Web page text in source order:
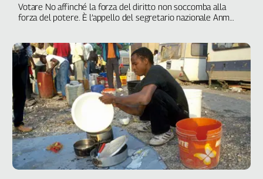
Votare No affinché la forza del diritto non soccomba alla
forza del potere. È l’appello del segretario nazionale Anm